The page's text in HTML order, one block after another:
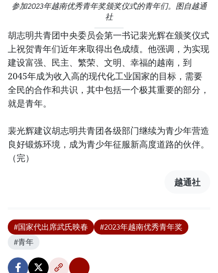
参加2023年越南优秀青年奖颁奖仪式的青年们。图自越通
社
胡志明共青团中央委员会第一书记裴光辉在颁奖仪式
上祝贺青年们近年来取得出色成绩。他强调，为实现
建设富强、民主、繁荣、文明、幸福的越南，到
2045年成为收入高的现代化工业国家的目标，需要
全民的合作和共识，其中包括一个极其重要的部分，
就是青年。
裴光辉建议胡志明共青团各级部门继续为青少年营造
良好锻炼环境，成为青少年征服新高度道路的伙伴。
（完）
越通社
#国家代出席武氏映春
#2023年越南优秀青年奖
#青年